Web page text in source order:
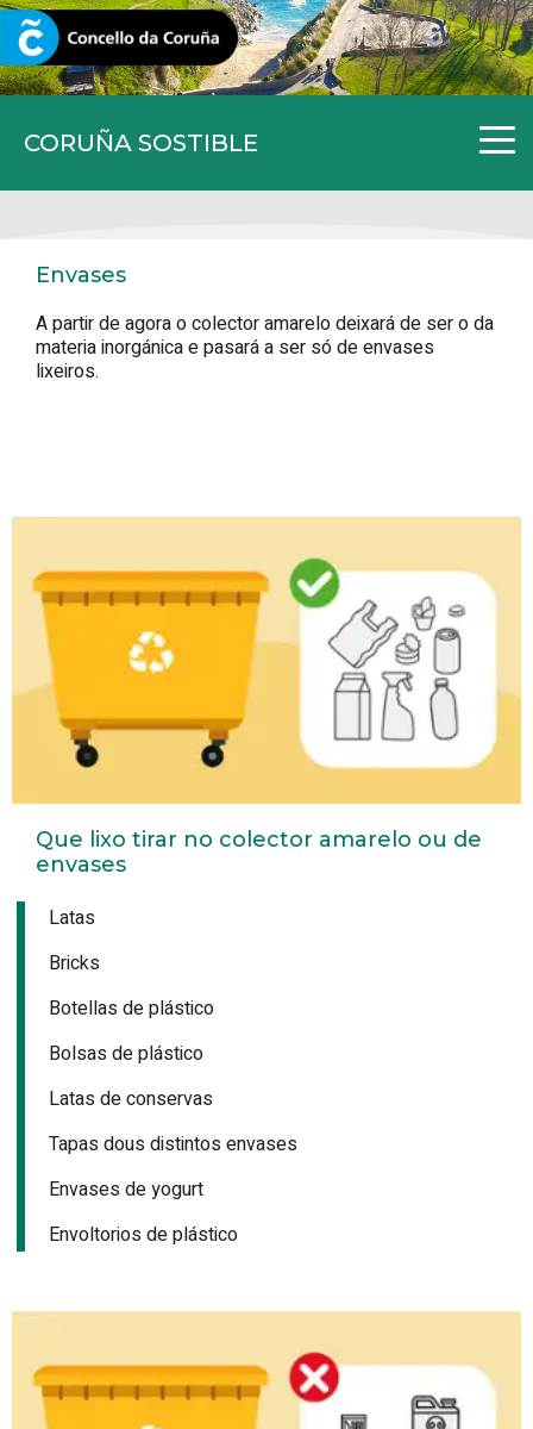
CORUÑA SOSTIBLE
CORUNA.GAL
Envases
A partir de agora o colector amarelo deixará de ser o da
materia inorgánica e pasará a ser só de envases
lixeiros.
Que lixo tirar no colector amarelo ou de
envases
Latas
Bricks
Botellas de plástico
Bolsas de plástico
Latas de conservas
Tapas dous distintos envases
Envases de yogurt
Envoltorios de plástico